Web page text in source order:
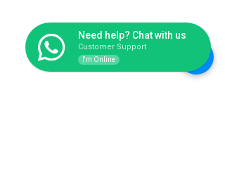
Need help? Chat with us
Customer Support
I'm Online